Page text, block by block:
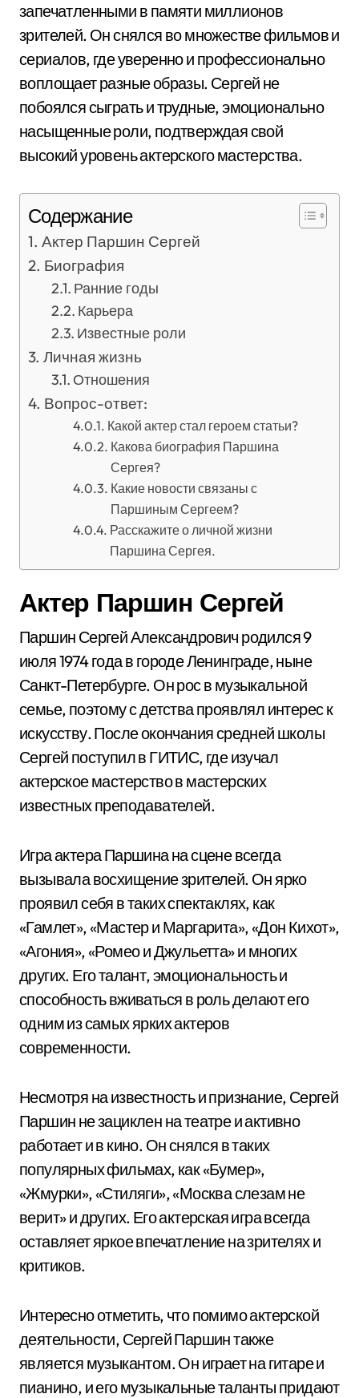
запечатленными в памяти миллионов
зрителей. Он снялся во множестве фильмов и
сериалов, где уверенно и профессионально
воплощает разные образы. Сергей не
побоялся сыграть и трудные, эмоционально
насыщенные роли, подтверждая свой
высокий уровень актерского мастерства.
Содержание
Актер Паршин Сергей
Биография
Ранние годы
Карьера
Известные роли
Личная жизнь
Отношения
Вопрос-ответ:
Какой актер стал героем статьи?
Какова биография Паршина
Сергея?
Какие новости связаны с
Паршиным Сергеем?
Расскажите о личной жизни
Паршина Сергея.
Актер Паршин Сергей
Паршин Сергей Александрович родился 9
июля 1974 года в городе Ленинграде, ныне
Санкт-Петербурге. Он рос в музыкальной
семье, поэтому с детства проявлял интерес к
искусству. После окончания средней школы
Сергей поступил в ГИТИС, где изучал
актерское мастерство в мастерских
известных преподавателей.
Игра актера Паршина на сцене всегда
вызывала восхищение зрителей. Он ярко
проявил себя в таких спектаклях, как
«Гамлет», «Мастер и Маргарита», «Дон Кихот»,
«Агония», «Ромео и Джульетта» и многих
других. Его талант, эмоциональность и
способность вживаться в роль делают его
одним из самых ярких актеров
современности.
Несмотря на известность и признание, Сергей
Паршин не зациклен на театре и активно
работает и в кино. Он снялся в таких
популярных фильмах, как «Бумер»,
«Жмурки», «Стиляги», «Москва слезам не
верит» и других. Его актерская игра всегда
оставляет яркое впечатление на зрителях и
критиков.
Интересно отметить, что помимо актерской
деятельности, Сергей Паршин также
является музыкантом. Он играет на гитаре и
пианино, и его музыкальные таланты придают